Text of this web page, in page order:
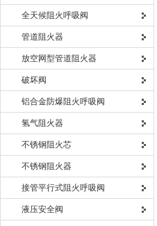
全天候阻火呼吸阀
管道阻火器
放空网型管道阻火器
破坏阀
铝合金防爆阻火呼吸阀
氢气阻火器
不锈钢阻火芯
不锈钢阻火器
接管平行式阻火呼吸阀
液压安全阀